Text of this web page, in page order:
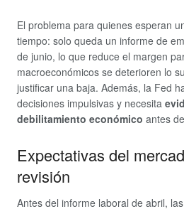
El problema para quienes esperan
tiempo: solo queda un informe de
de junio, lo que reduce el margen
macroeconómicos se deterioren lo
justificar una baja. Además, la Fed
decisiones impulsivas y necesita
debilitamiento económico antes
Expectativas del
revisión
Antes del informe laboral de abril,